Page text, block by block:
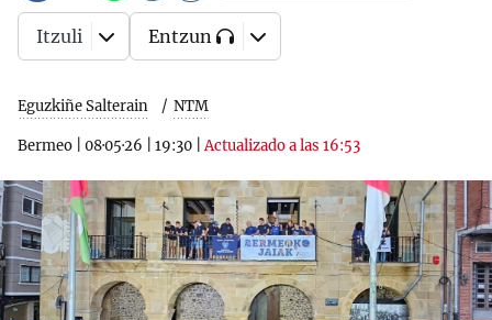
Eguzkiñe Salterain NTM
Bermeo 08·05·26 19:30 |Actualizado a las 16:53
Itzuli Entzun